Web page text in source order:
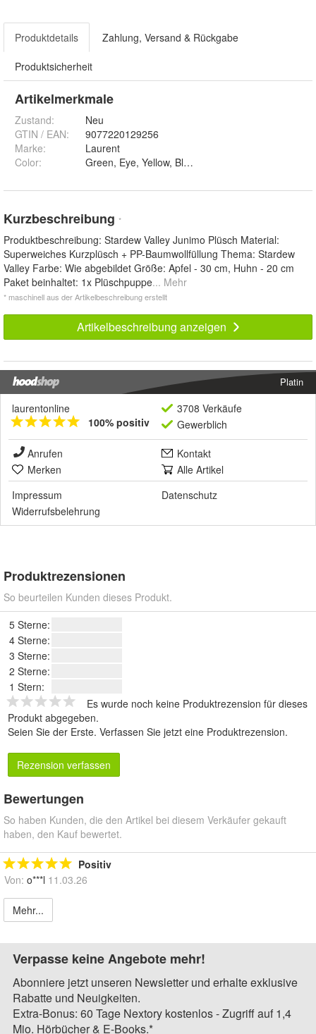
Produktdetails Zahlung, Versand & Rückgabe
Produktsicherheit
Artikelmerkmale
Zustand:
Neu
GTIN / EAN:
9077220129256
Marke:
Laurent
Color:
Kurzbeschreibung *
Produktbeschreibung: Stardew Valley Junimo Plüsch Material:
Superweiches Kurzplüsch + PP-Baumwollfüllung Thema: Stardew
Valley Farbe: Wie abgebildet Größe: Apfel - 30 cm, Huhn - 20 cm
Paket beinhaltet: 1x Plüschpuppe... Mehr
* maschinell aus der Artikelbeschreibung erstellt
Artikelbeschreibung anzeigen
Platin
laurentonline
100% positiv
3708 Verkäufe
Gewerblich
Anrufen
Kontakt
Merken
Alle Artikel
Impressum
Datenschutz
Widerrufsbelehrung
Produktrezensionen
So beurteilen Kunden dieses Produkt.
5 Sterne:
4 Sterne:
3 Sterne:
2 Sterne:
1 Stern:
Es wurde noch keine Produktrezension für dieses
Produkt abgegeben.
Seien Sie der Erste. Verfassen Sie jetzt eine Produktrezension.
Rezension verfassen
Bewertungen
So haben Kunden, die den Artikel bei diesem Verkäufer gekauft
haben, den Kauf bewertet.
Positiv
Von: o***l 11.03.26
Mehr...
Verpasse keine Angebote mehr!
Abonniere jetzt unseren Newsletter und erhalte exklusive
Rabatte und Neuigkeiten.
Extra-Bonus: 60 Tage Nextory kostenlos - Zugriff auf 1,4
Mio. Hörbücher & E-Books.*